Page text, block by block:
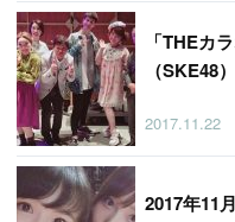
「THEカ
（SKE48
2017.11.22
2017年11